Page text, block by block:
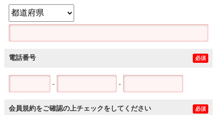
電話番号 必須
- -
会員規約をご確認の上チェックをしてください 必須